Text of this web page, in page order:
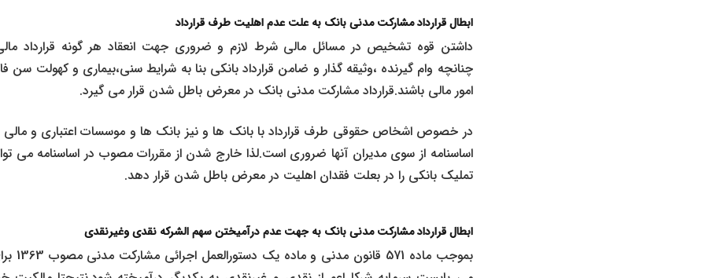
ابطال قرارداد مشارکت مدنی بانک به علت عدم اهلیت طرف قرارداد
داشتن قوه تشخیص در مسائل مالی شرط لازم و ضروری جهت انعقاد هر گونه قرارداد
چنانچه وام گیرنده ،وثیقه گذار و ضامن قرارداد بانکی بنا به شرایط سنی،بیماری و کهولت
امور مالی باشند.قرارداد مشارکت مدنی بانک در معرض باطل شدن قرار می گیرد.
در خصوص اشخاص حقوقی طرف قرارداد با بانک ها و نیز بانک ها و موسسات اعتباری و مالی
اساسنامه از سوی مدیران آنها ضروری است.لذا خارج شدن از مقررات مصوب در اساسنامه می
تملیک بانکی را در بعلت فقدان اهلیت در معرض باطل شدن قرار دهد.
ابطال قرارداد مشارکت مدنی بانک به جهت عدم درآمیختن سهم الشرکه نقدی وغیرنقدی
بموجب